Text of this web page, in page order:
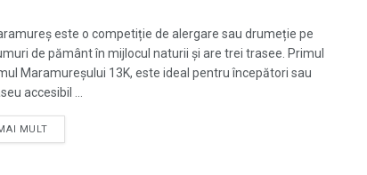
este o competiție de alergare sau drumeție pe
de pământ în mijlocul naturii și are trei trasee. Primul
Maramureșului 13K, este ideal pentru începători sau
accesibil ...
MULT